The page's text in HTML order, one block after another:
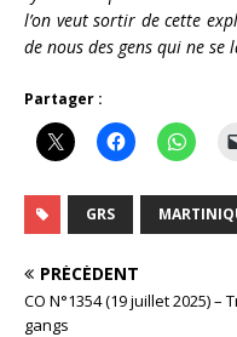
l’on veut sortir de cette
de nous des gens qui ne
Partager :
GRS
PRÉCÉDENT
CO N°1354 (19 juillet 2025)
gangs